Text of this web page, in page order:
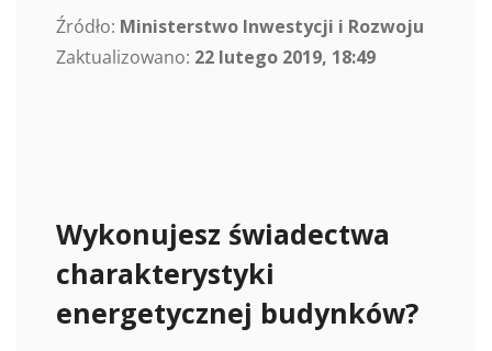
Źródło: Ministerstwo Inwestycji i Rozwoju
Zaktualizowano: 22 lutego 2019, 18:49
Wykonujesz świadectwa
charakterystyki
energetycznej budynków?